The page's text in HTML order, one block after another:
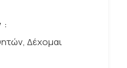
Δέχομαι